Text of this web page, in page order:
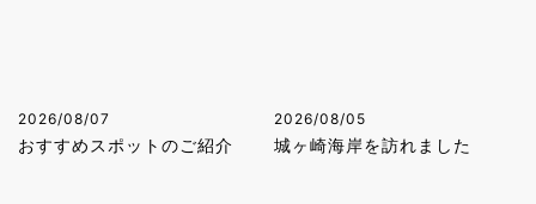
2026/08/07
おすすめスポットのご紹介
2026/08/05
城ヶ崎海岸を訪れました